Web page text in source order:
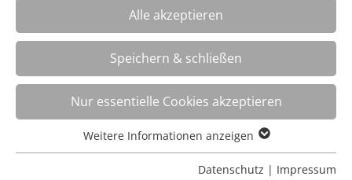
Alle akzeptieren
Speichern & schließen
Nur essentielle Cookies akzeptieren
Essentiell
Essentielle Cookies werden für grundlegende Funktionen
Weitere Informationen anzeigen
Datenschutz | Impressum